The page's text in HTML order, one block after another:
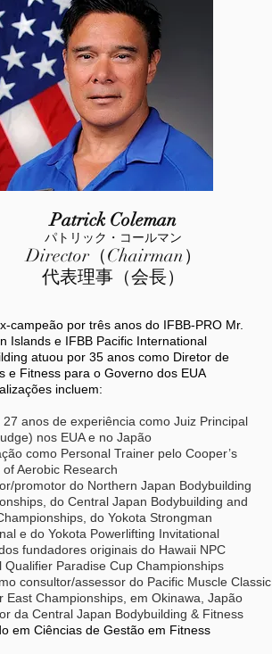
Patrick Coleman
パトリック・コールマン
Director（Chairman）
代表理事（会長）
campeão por três anos do IFBB-PRO Mr.
Islands e IFBB Pacific International
atuou por 35 anos como Diretor de
e Fitness para o Governo dos EUA
incluem:
27 anos de experiência como Juiz Principal
nos EUA e no Japão
como Personal Trainer pelo Cooper’s
of Aerobic Research
promotor do Northern Japan Bodybuilding
do Central Japan Bodybuilding and
do Yokota Strongman
e do Yokota Powerlifting Invitational
fundadores originais do Hawaii NPC
Qualifier Paradise Cup Championships
consultor/assessor do Pacific Muscle Classic
East Championships, em Okinawa, Japão
da Central Japan Bodybuilding & Fitness
em Ciências de Gestão em Fitness